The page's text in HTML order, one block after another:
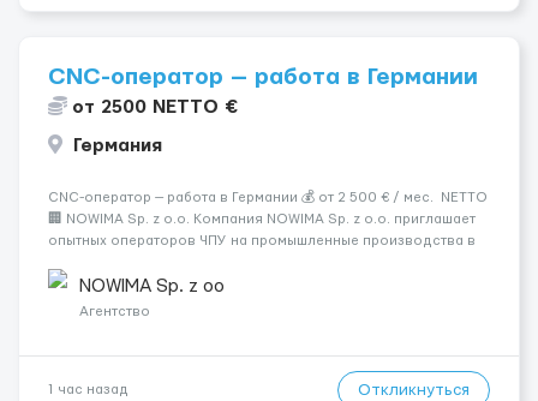
CNC-оператор — работа в Германии
от 2500 NETTO €
Германия
CNC-оператор — работа в Германии 💰 от 2 500 € / мес. NETTO
🏢 NOWIMA Sp. z o.o. Компания NOWIMA Sp. z o.o. приглашает
опытных операторов ЧПУ на промышленные производства в
Проживание, оформление и билеты — за счёт компани...
NOWIMA Sp. z oo
Агентство
1 час назад Откликнуться